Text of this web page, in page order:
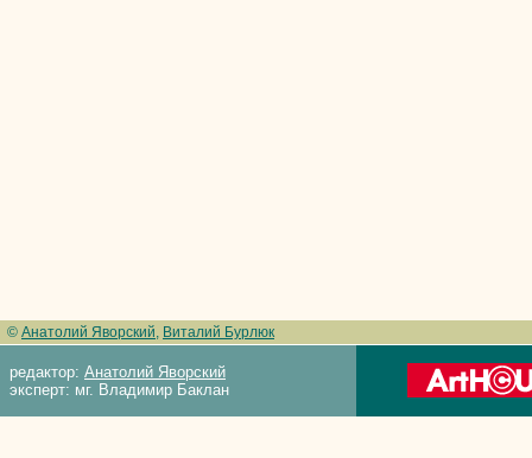
© Анатолий Яворский, Виталий Бурлюк
редактор: Анатолий Яворский
эксперт: мг. Владимир Баклан